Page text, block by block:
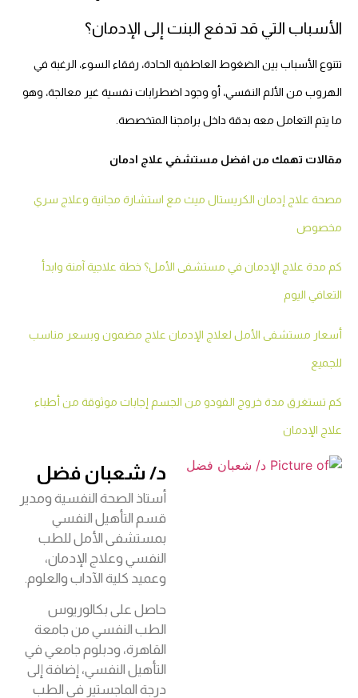
الأسباب التي قد تدفع البنت إلى الإدمان؟
تتنوع الأسباب بين الضغوط العاطفية الحادة، رفقاء السوء، الرغبة في
الهروب من الألم النفسي، أو وجود اضطرابات نفسية غير معالجة، وهو
ما يتم التعامل معه بدقة داخل برامجنا المتخصصة.
مقالات تهمك من افضل مستشفي علاج ادمان
مصحة علاج إدمان الكريستال ميث مع استشارة مجانية وعلاج سري
مخصوص
كم مدة علاج الإدمان في مستشفى الأمل؟ خطة علاجية آمنة وابدأ
التعافي اليوم
أسعار مستشفى الأمل لعلاج الإدمان علاج مضمون وبسعر مناسب
للجميع
كم تستغرق مدة خروج الفودو من الجسم إجابات موثوقة من أطباء
علاج الإدمان
د/ شعبان فضل
أستاذ الصحة النفسية ومدير
قسم التأهيل النفسي
بمستشفى الأمل للطب
النفسي وعلاج الإدمان،
وعميد كلية الآداب والعلوم.
حاصل على بكالوريوس
الطب النفسي من جامعة
القاهرة، ودبلوم جامعي في
التأهيل النفسي، إضافة إلى
درجة الماجستير في الطب